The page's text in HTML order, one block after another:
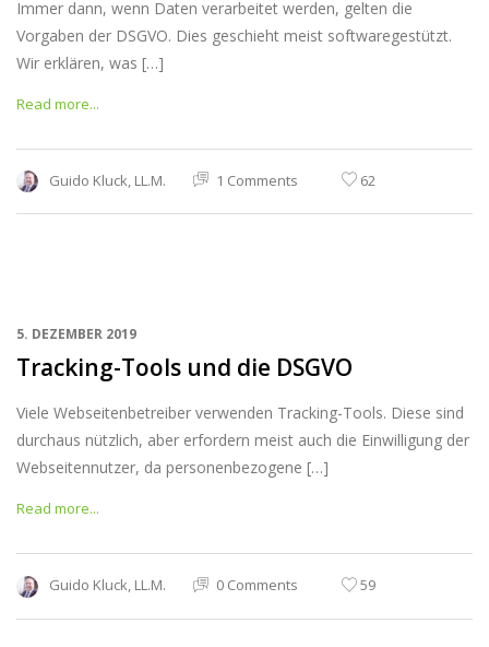
Immer dann, wenn Daten verarbeitet werden, gelten die
Vorgaben der DSGVO. Dies geschieht meist softwaregestützt.
Wir erklären, was […]
Read more...
Guido Kluck, LL.M. 1 Comments 62
5. DEZEMBER 2019
Tracking-Tools und die DSGVO
Viele Webseitenbetreiber verwenden Tracking-Tools. Diese sind
durchaus nützlich, aber erfordern meist auch die Einwilligung der
Webseitennutzer, da personenbezogene […]
Read more...
Guido Kluck, LL.M. 0 Comments 59